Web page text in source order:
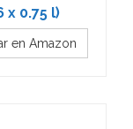
x 0.75 l)
en Amazon